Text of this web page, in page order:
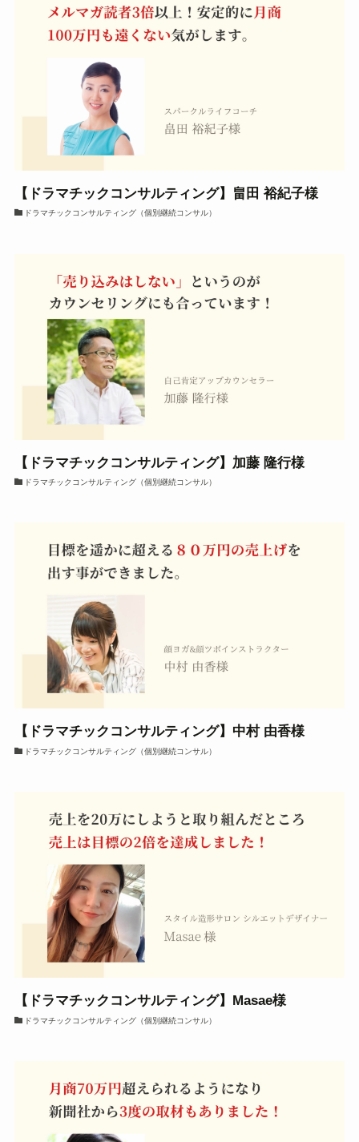
【ドラマチックコンサルティング】畠田 裕紀子様
ドラマチックコンサルティング（個別継続コンサル）
【ドラマチックコンサルティング】加藤 隆行様
ドラマチックコンサルティング（個別継続コンサル）
【ドラマチックコンサルティング】中村 由香様
ドラマチックコンサルティング（個別継続コンサル）
【ドラマチックコンサルティング】Masae様
ドラマチックコンサルティング（個別継続コンサル）